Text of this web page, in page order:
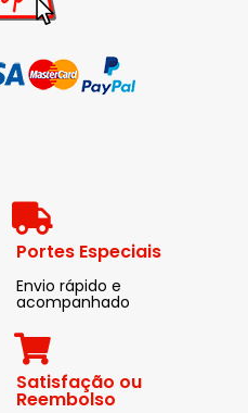
Portes Especiais
Envio rápido e
acompanhado
Satisfação ou
Reembolso